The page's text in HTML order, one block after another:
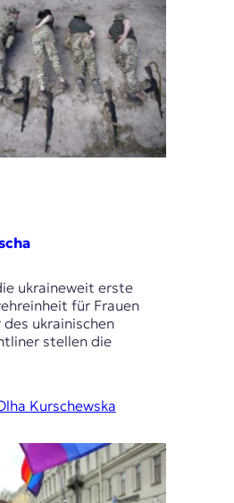
ukraineweit erste
für Frauen
ukrainischen
stellen die
Kurschewska